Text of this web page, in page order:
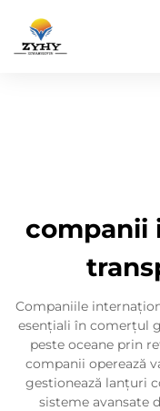
companii
Companiile
esențiali în comerțul
peste oceane prin
companii operează
gestionează lanțuri
sisteme avansate